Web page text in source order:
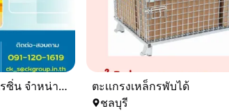
จำหน่ายเกลือน้ำล้างเรซิ่น จำหน่ายเกลือน้ำอุตสาหกรรม
ตะเเกรงเหล็กรพับได้
ชลบุรี